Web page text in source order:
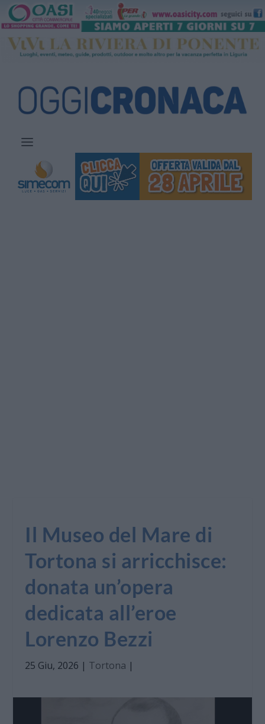
Il Museo del Mare di
Tortona si arricchisce:
donata un’opera
dedicata all’eroe
Lorenzo Bezzi
25 Giu, 2026 | Tortona |